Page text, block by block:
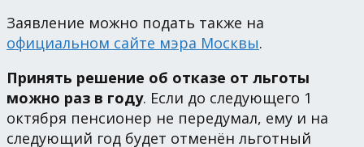
Заявление можно подать также на
официальном сайте мэра Москвы.
Принять решение об отказе от льготы
можно раз в году. Если до следующего 1
октября пенсионер не передумал, ему и на
следующий год будет отменён льготный